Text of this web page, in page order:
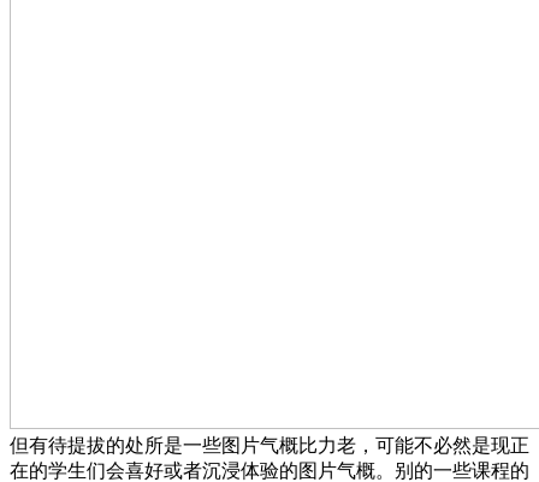
但有待提拔的处所是一些图片气概比力老，可能不必然是现正
在的学生们会喜好或者沉浸体验的图片气概。别的一些课程的